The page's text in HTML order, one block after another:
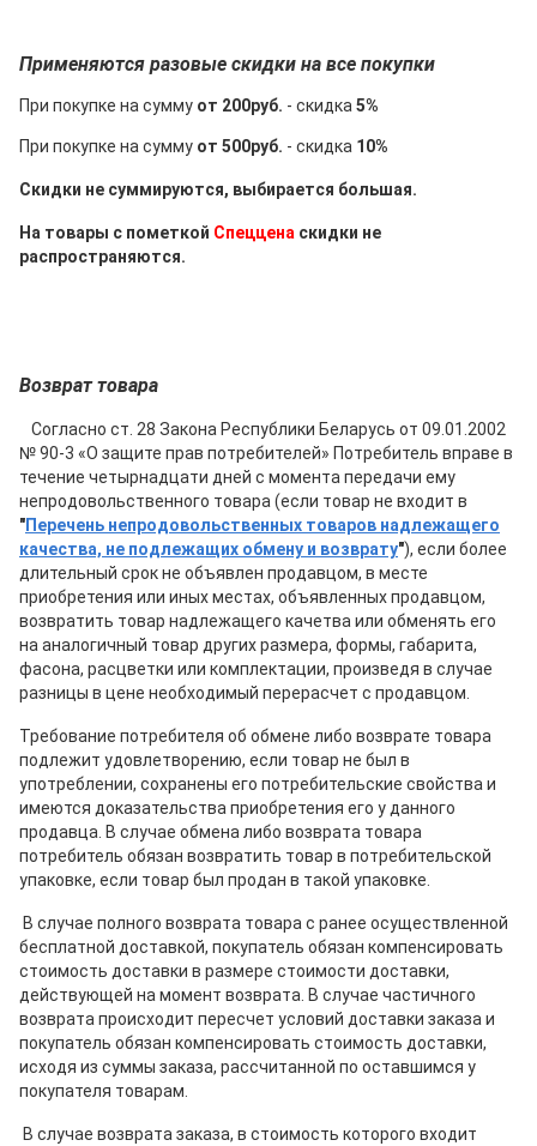
Применяются разовые скидки на все покупки
При покупке на сумму от 200руб. - скидка 5%
При покупке на сумму от 500руб. - скидка 10%
Скидки не суммируются, выбирается большая.
На товары с пометкой Спеццена скидки не
распространяются.
Возврат товара
Согласно ст. 28 Закона Республики Беларусь от 09.01.2002
№ 90-3 «О защите прав потребителей» Потребитель вправе в
течение четырнадцати дней с момента передачи ему
непродовольственного товара (если товар не входит в
"Перечень непродовольственных товаров надлежащего
качества, не подлежащих обмену и возврату"), если более
длительный срок не объявлен продавцом, в месте
приобретения или иных местах, объявленных продавцом,
возвратить товар надлежащего качетва или обменять его
на аналогичный товар других размера, формы, габарита,
фасона, расцветки или комплектации, произведя в случае
разницы в цене необходимый перерасчет с продавцом.
Требование потребителя об обмене либо возврате товара
подлежит удовлетворению, если товар не был в
употреблении, сохранены его потребительские свойства и
имеются доказательства приобретения его у данного
продавца. В случае обмена либо возврата товара
потребитель обязан возвратить товар в потребительской
упаковке, если товар был продан в такой упаковке.
В случае полного возврата товара с ранее осуществленной
бесплатной доставкой, покупатель обязан компенсировать
стоимость доставки в размере стоимости доставки,
действующей на момент возврата. В случае частичного
возврата происходит пересчет условий доставки заказа и
покупатель обязан компенсировать стоимость доставки,
исходя из суммы заказа, рассчитанной по оставшимся у
покупателя товарам.
В случае возврата заказа, в стоимость которого входит